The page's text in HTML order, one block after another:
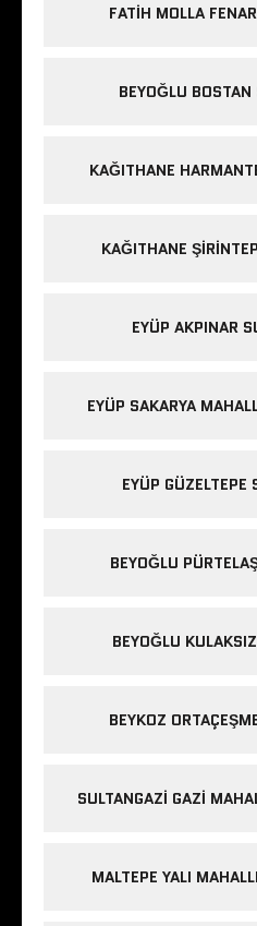
FATIH MOLLA
BEYOĞLU
KAĞITHANE
KAĞITHANE
EYÜP AKPINAR
EYÜP SAKARYA
EYÜP GÜZELTEPE
BEYOĞLU
BEYOĞLU
BEYKOZ
SULTANGAZI GAZI
MALTEPE YALI